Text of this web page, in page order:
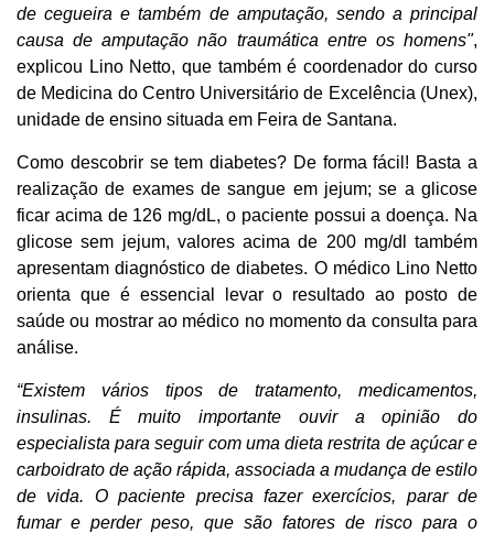
de cegueira e também de amputação, sendo a principal
causa de amputação não traumática entre os homens",
explicou Lino Netto, que também é coordenador do curso
de Medicina do Centro Universitário de Excelência (Unex),
unidade de ensino situada em Feira de Santana.
Como descobrir se tem diabetes? De forma fácil! Basta a
realização de exames de sangue em jejum; se a glicose
ficar acima de 126 mg/dL, o paciente possui a doença. Na
glicose sem jejum, valores acima de 200 mg/dl também
apresentam diagnóstico de diabetes. O médico Lino Netto
orienta que é essencial levar o resultado ao posto de
saúde ou mostrar ao médico no momento da consulta para
análise.
“Existem vários tipos de tratamento, medicamentos,
insulinas. É muito importante ouvir a opinião do
especialista para seguir com uma dieta restrita de açúcar e
carboidrato de ação rápida, associada a mudança de estilo
de vida. O paciente precisa fazer exercícios, parar de
fumar e perder peso, que são fatores de risco para o